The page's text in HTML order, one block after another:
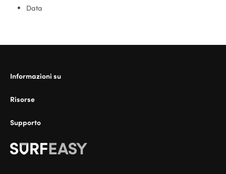
Data
Informazioni su
Risorse
Supporto